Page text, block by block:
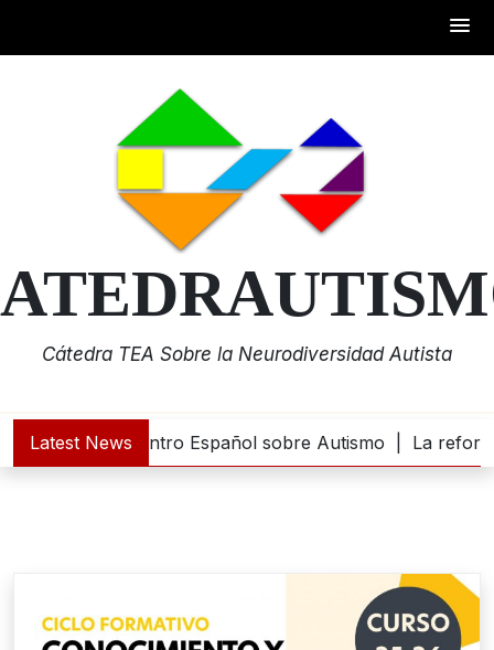
Cátedra TEA Sobre la Neurodiversidad Autista
Latest News
euros al Centro Español sobre Autismo |La reforma